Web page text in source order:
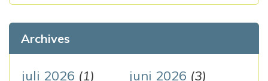
v
i
e
f
t
Archives
juli 2026 (1) juni 2026 (3)